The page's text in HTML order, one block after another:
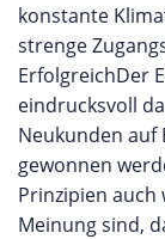
konstante
strenge
ErfolgreichDer
eindrucksvoll
Neukunden auf
gewonnen
Prinzipien
Meinung sind,